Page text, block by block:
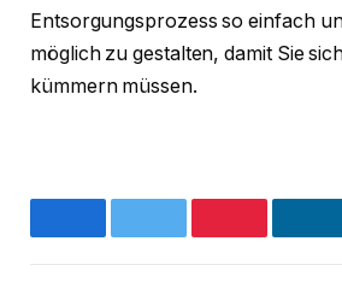
Entsorgungsprozess so einfach
möglich zu gestalten, damit Sie
kümmern müssen.
FacebookTwitter Pinterest